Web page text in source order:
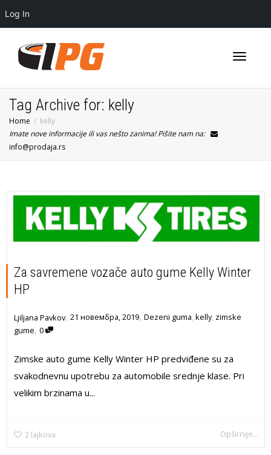
Log In
Tag Archive for: kelly
Home
kelly
Imate nove informacije ili vas nešto zanima! Pišite nam na:
info@prodaja.rs
Za savremene vozače auto gume Kelly Winter
HP
Ljiljana Pavkov, 21 новембра, 2019, Dezeni guma, kelly, zimske
gume, 0
Zimske auto gume Kelly Winter HP predviđene su za
svakodnevnu upotrebu za automobile srednje klase. Pri
velikim brzinama u...
2 lajkova Opširnije...